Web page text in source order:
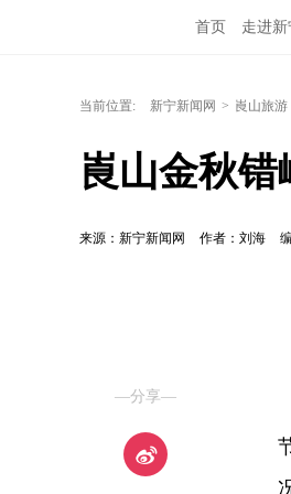
首页 走进新
当前位置: 新宁新闻网 > 崀山旅游
崀山金秋
来源：新宁新闻网 作者：刘海
—分享—